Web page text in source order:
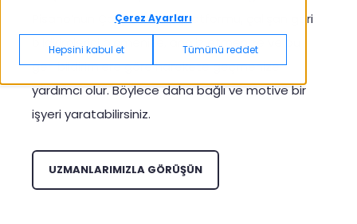
Çerez Ayarları
Hepsini kabul et Tümünü reddet
Pisano’nun Çalışanın Sesi platformu, çalışan geri
bildirimlerini ölçmenize, analiz etmenize ve bu
geri bildirimlere göre harekete geçmenize
yardımcı olur. Böylece daha bağlı ve motive bir
işyeri yaratabilirsiniz.
UZMANLARIMIZLA GÖRÜŞÜN